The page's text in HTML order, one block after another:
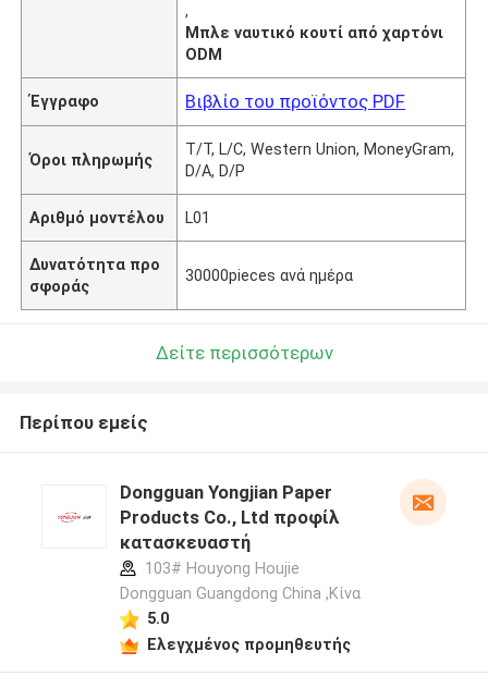
,
Μπλε ναυτικό κουτί από χαρτόνι
ODM
Έγγραφο Βιβλίο του προϊόντος PDF
Όροι πληρωμής
T/T, L/C, Western Union, MoneyGram,
D/A, D/P
Αριθμό μοντέλου L01
Δυνατότητα προ
σφοράς
30000pieces ανά ημέρα
Δείτε περισσότερων
Περίπου εμείς
Dongguan Yongjian Paper
Products Co., Ltd προφίλ
κατασκευαστή
103# Houyong Houjie
Dongguan Guangdong China ,Κίνα
5.0
Ελεγχμένος προμηθευτής